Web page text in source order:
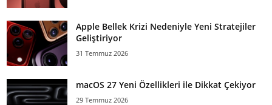
Apple Bellek Krizi Nedeniyle Yeni Stratejiler
Geliştiriyor
31 Temmuz 2026
macOS 27 Yeni Özellikleri ile Dikkat Çekiyor
29 Temmuz 2026